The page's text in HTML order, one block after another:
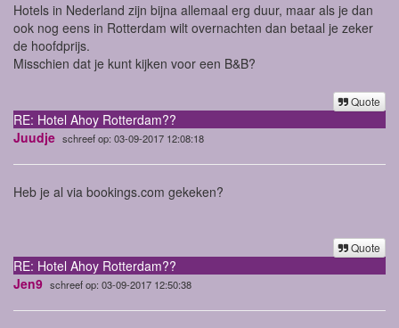
Hotels in Nederland zijn bijna allemaal erg duur, maar als je dan
ook nog eens in Rotterdam wilt overnachten dan betaal je zeker
de hoofdprijs.
Misschien dat je kunt kijken voor een B&B?
Quote
RE: Hotel Ahoy Rotterdam??
Juudje schreef op: 03-09-2017 12:08:18
Heb je al via bookings.com gekeken?
Quote
RE: Hotel Ahoy Rotterdam??
Jen9 schreef op: 03-09-2017 12:50:38